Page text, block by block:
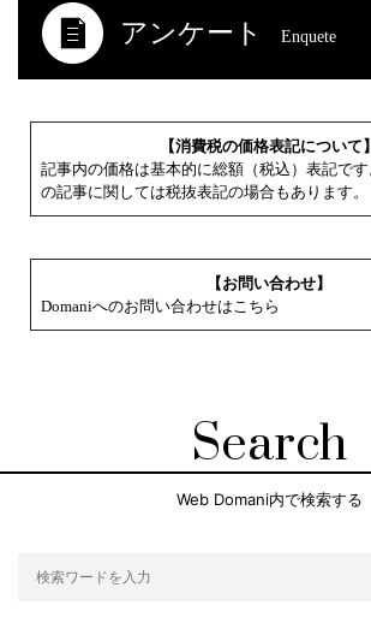
アンケート Enquete
【消費税の価格表記について】
記事内の価格は基本的に総額（税込）表記で
の記事に関しては税抜表記の場合もあります。
【お問い合わせ】
Domaniへのお問い合わせはこちら
Search
Web Domani内で検索する